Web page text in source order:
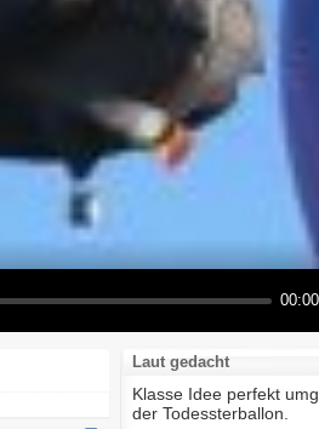
00:00
Laut gedacht
Klasse Idee perfekt
der Todessterballon.